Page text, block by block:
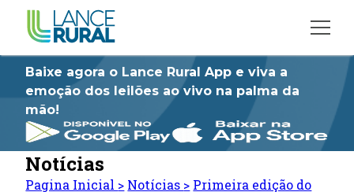
Baixe agora o Lance Rural App e viva a
emoção dos leilões ao vivo na palma da
mão!
Notícias
Pagina Inicial > Notícias > Primeira edição do